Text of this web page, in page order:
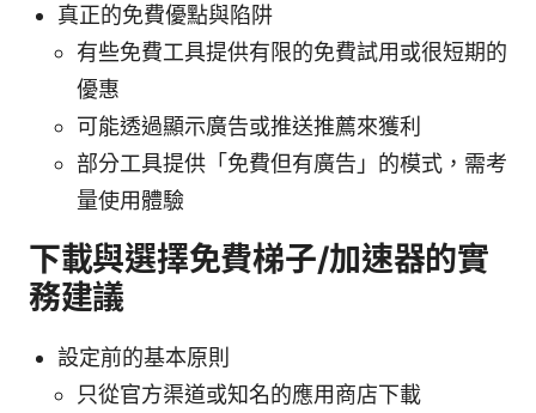
真正的免費優點與陷阱
有些免費工具提供有限的免費試用或很短期的
優惠
可能透過顯示廣告或推送推薦來獲利
部分工具提供「免費但有廣告」的模式，需考
量使用體驗
下載與選擇免費梯子/加速器的實
務建議
設定前的基本原則
只從官方渠道或知名的應用商店下載